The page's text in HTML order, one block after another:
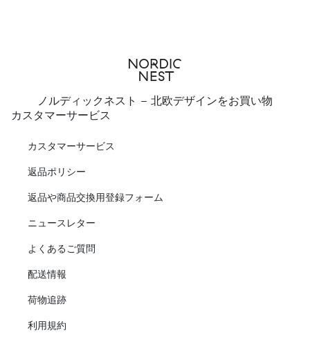
ノルディックネスト - 北欧デザインをお買い物
カスタマーサービス
カスタマーサービス
返品ポリシー
返品や商品交換用登録フォーム
ニュースレター
よくあるご質問
配送情報
荷物追跡
利用規約